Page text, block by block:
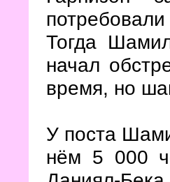
Тогда
начал
время, но
У поста
нём 5 000